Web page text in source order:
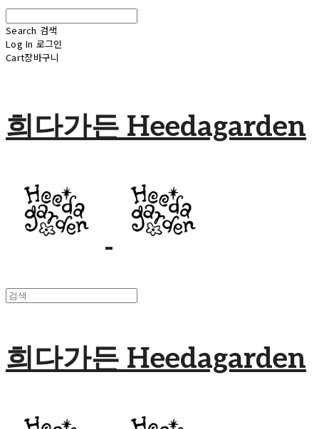
Search 검색
Log In 로그인
Cart장바구니
희다가든 Heedagarden
희다가든 Heedagarden